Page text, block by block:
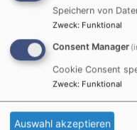
Tageslosung
Du bist der Gott,
Psalm 25,5
Speichern von
Zweck: Funktional
Consent Manager
Cookie Consent
Zweck: Funktional
Auswahl akzeptieren